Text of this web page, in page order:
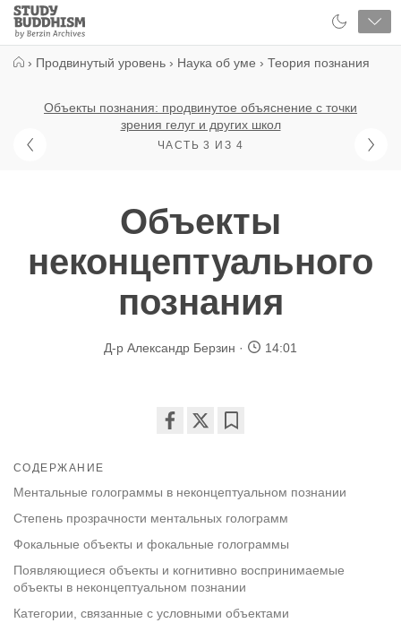
Close
Study
Buddhism
› Продвинутый уровень › Наука об уме › Теория познания
Объекты познания: продвинутое объяснение с точки
зрения гелуг и других школ
ЧАСТЬ 3 ИЗ 4
Объекты
неконцептуального
познания
Д-р Александр Берзин 14:01
СОДЕРЖАНИЕ
Ментальные голограммы в неконцептуальном познании
Степень прозрачности ментальных голограмм
Фокальные объекты и фокальные голограммы
Появляющиеся объекты и когнитивно воспринимаемые
объекты в неконцептуальном познании
Категории, связанные с условными объектами